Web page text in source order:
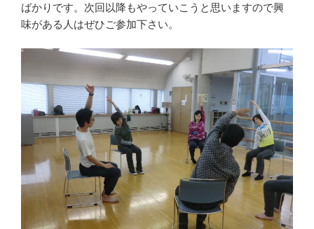
ばかりです。次回以降もやっていこうと思いますので興
味がある人はぜひご参加下さい。